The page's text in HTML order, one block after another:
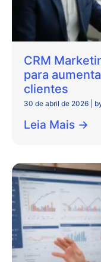
CRM
para
clientes
30 de abril de 2026
Leia Mais →